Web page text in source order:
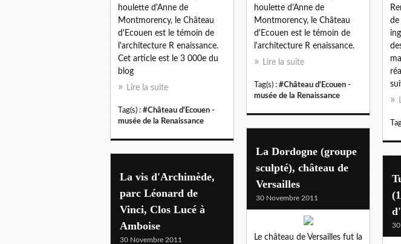
houlette d'Anne de
Montmorency, le Château
d'Ecouen est le témoin de
l'architecture R enaissance.
Lire la suite
Tag(s) : #Château d'Ecouen -
musée de la Renaissance
de
houlette d'Anne de
Montmorency, le Château
d'Ecouen est le témoin de
l'architecture R enaissance.
Cet article est le 3 000e du
blog
Lire la suite
Tag(s) : #Château d'Ecouen -
musée de la Renaissance
La Dordogne (groupe
sculpté), château de
Versailles
30 Novembre 2011
Le château de Versailles fut la
La vis d'Archimède,
parc Léonard de
Vinci, Clos Lucé à
Amboise
30 Novembre 2011
30